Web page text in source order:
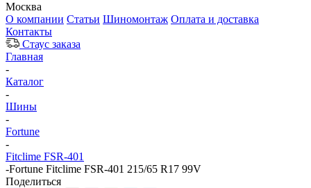
Москва
О компании Статьи Шиномонтаж Оплата и доставка
Контакты
Стаус заказа
Главная
-
Каталог
-
Шины
-
Fortune
-
Fitclime FSR-401
-Fortune Fitclime FSR-401 215/65 R17 99V
Поделиться